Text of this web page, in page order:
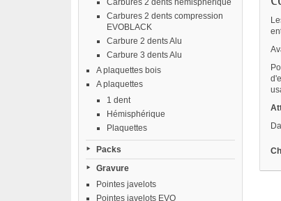
Carbures 2 dents hémisphérique
Carbures 2 dents compression
EVOBLACK
Carbure 2 dents Alu
Carbure 3 dents Alu
A plaquettes bois
A plaquettes
1 dent
Hémisphérique
Plaquettes
Packs
Gravure
Pointes javelots
Pointes javelots EVO